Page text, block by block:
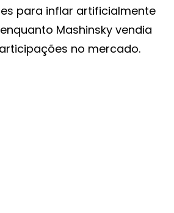
para inflar artificialmente
Mashinsky vendia
no mercado.